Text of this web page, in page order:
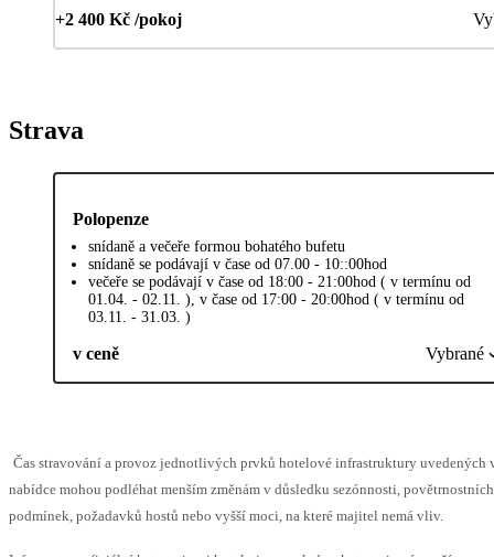
+2 400 Kč /pokoj
Strava
Polopenze
snídaně a večeře formou bohatého bufetu
snídaně se podávají v čase od 07.00 - 10::00hod
večeře se podávají v čase od 18:00 - 21:00hod ( v termínu od
01.04. - 02.11. ), v čase od 17:00 - 20:00hod ( v termínu od
03.11. - 31.03. )
v ceně Vybrané
Čas stravování a provoz jednotlivých prvků hotelové infrastruktury uvedených
nabídce mohou podléhat menším změnám v důsledku sezónnosti, povětrnostních
podmínek, požadavků hostů nebo vyšší moci, na které majitel nemá vliv.